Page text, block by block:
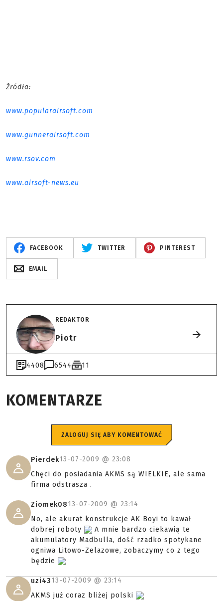
Źródła:
www.popularairsoft.com
www.gunnerairsoft.com
www.rsov.com
www.airsoft-news.eu
FACEBOOK TWITTER PINTEREST
EMAIL
REDAKTOR
Piotr
4408 6544 11
KOMENTARZE
ZALOGUJ SIĘ ABY KOMENTOWAĆ
Pierdek13-07-2009 @ 23:08
Chęci do posiadania AKMS są WIELKIE, ale sama
firma odstrasza .
Ziomek0813-07-2009 @ 23:14
No, ale akurat konstrukcje AK Boyi to kawał
dobrej roboty
A mnie bardzo ciekawią te
akumulatory Madbulla, dość rzadko spotykane
ogniwa Litowo-Zelazowe, zobaczymy co z tego
będzie
uzi4313-07-2009 @ 23:14
AKMS już coraz bliżej polski